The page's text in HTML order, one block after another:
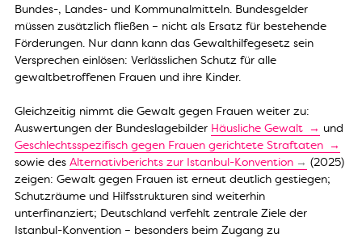
Bundes-, Landes- und Kommunalmitteln. Bundesgelder
müssen zusätzlich fließen – nicht als Ersatz für bestehende
Förderungen. Nur dann kann das Gewalthilfegesetz sein
Versprechen einlösen: Verlässlichen Schutz für alle
gewaltbetroffenen Frauen und ihre Kinder.
Gleichzeitig nimmt die Gewalt gegen Frauen weiter zu:
Auswertungen der Bundeslagebilder Häusliche Gewalt
und
Geschlechtsspezifisch gegen Frauen gerichtete Straftaten
sowie des Alternativberichts zur Istanbul-Konvention
(2025)
zeigen: Gewalt gegen Frauen ist erneut deutlich gestiegen;
Schutzräume und Hilfsstrukturen sind weiterhin
unterfinanziert; Deutschland verfehlt zentrale Ziele der
Istanbul-Konvention – besonders beim Zugang zu